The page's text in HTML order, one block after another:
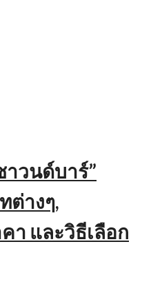
าวนด์บาร์”
ต่างๆ,
า และวิธีเลือก